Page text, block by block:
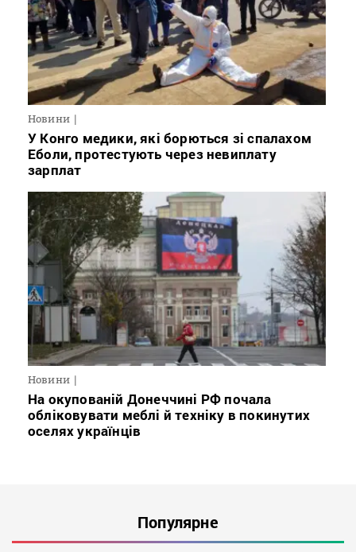
Новини
У Конго медики, які борються зі спалахом
Еболи, протестують через невиплату
зарплат
Новини
На окупованій Донеччині РФ почала
обліковувати меблі й техніку в покинутих
оселях українців
Популярне